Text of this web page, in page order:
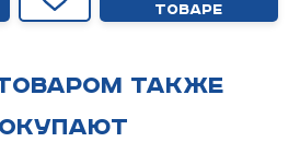
товаре
также